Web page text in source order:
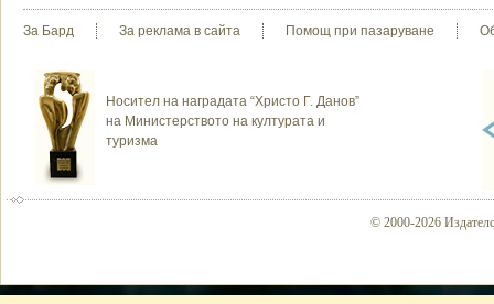
За Бард За реклама в сайта Помощ при пазаруване
Носител на наградата “Христо Г. Данов”
на Министерството на културата и
туризма
© 2000-2026